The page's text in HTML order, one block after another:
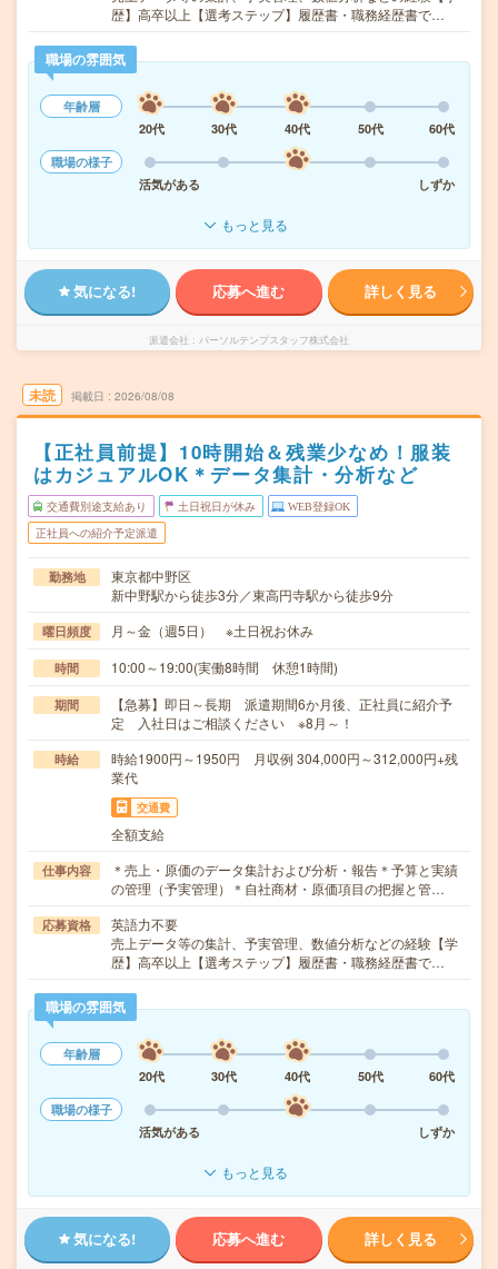
歴】高卒以上【選考ステップ】履歴書・職務経歴書で…
職場の雰囲気
年齢層
20代
30代 40代 50代
60代
職場の様子
活気がある
しずか
もっと見る
気になる! 応募へ進む 詳しく見る
派遣会社 パーソルテンプスタッフ株式会社
未読 掲載日 2026/08/08
【正社員前提】10時開始＆残業少なめ！服装
はカジュアルOK＊データ集計・分析など
交通費別途支給あり 土日祝日が休み WEB登録OK
正社員への紹介予定派遣
勤務地
東京都中野区
新中野駅から徒歩3分／東高円寺駅から徒歩9分
曜日頻度 月～金（週5日） ※土日祝お休み
時間 10:00～19:00(実働8時間 休憩1時間)
期間
【急募】即日～長期 派遣期間6か月後、正社員に紹介予
定 入社日はご相談ください ※8月～！
時給
時給1900円～1950円 月収例 304,000円～312,000円+残
業代
交通費
全額支給
仕事内容
＊売上・原価のデータ集計および分析・報告＊予算と実績
の管理（予実管理）＊自社商材・原価項目の把握と管…
応募資格
英語力不要
売上データ等の集計、予実管理、数値分析などの経験【学
歴】高卒以上【選考ステップ】履歴書・職務経歴書で…
職場の雰囲気
年齢層
20代
30代 40代 50代
60代
職場の様子
活気がある
しずか
もっと見る
気になる! 応募へ進む 詳しく見る